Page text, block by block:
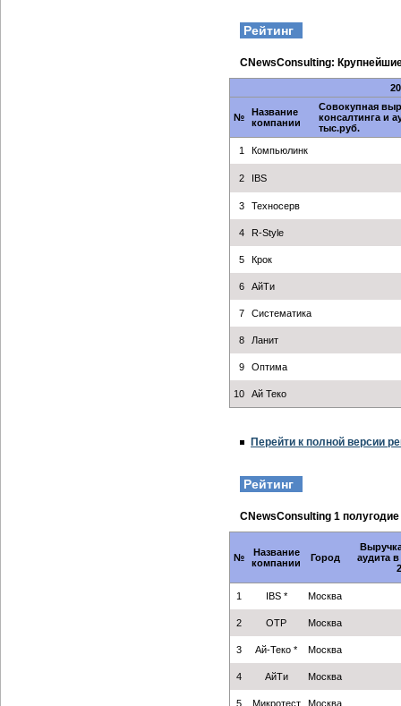
Рейтинг
CNewsConsulting:
№
Название
компании
Совокупная
консалтинга и
тыс.руб.
1 Компьюлинк
2 IBS
3 Техносерв
4 R-Style
5 Крок
6 АйТи
7 Систематика
8 Ланит
9 Оптима
10 Ай Теко
Перейти к полной версии
Рейтинг
CNewsConsulting 1
№
Название
компании
Город
аудита
1 IBS * Москва
2 ОТР Москва
3 Ай-Теко * Москва
4 АйТи Москва
5 Микротест Москва